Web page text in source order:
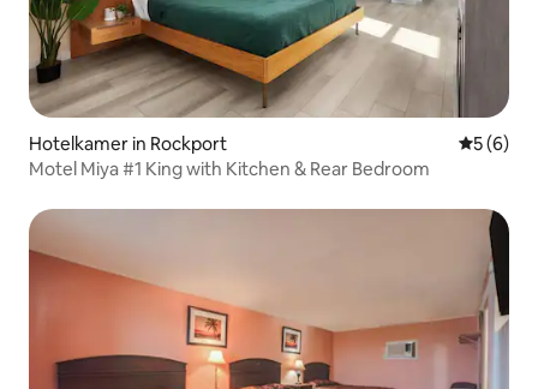
Hotelkamer in Rockport
5 (6)
Motel Miya #1 King with Kitchen & Rear Bedroom